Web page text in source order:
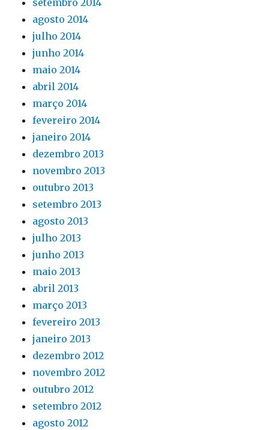
setembro 2014
agosto 2014
julho 2014
junho 2014
maio 2014
abril 2014
março 2014
fevereiro 2014
janeiro 2014
dezembro 2013
novembro 2013
outubro 2013
setembro 2013
agosto 2013
julho 2013
junho 2013
maio 2013
abril 2013
março 2013
fevereiro 2013
janeiro 2013
dezembro 2012
novembro 2012
outubro 2012
setembro 2012
agosto 2012